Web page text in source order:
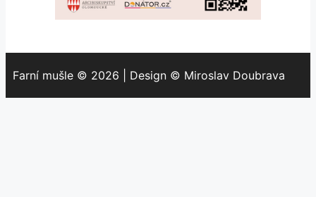
Farní mušle © 2026 | Design © Miroslav Doubrava